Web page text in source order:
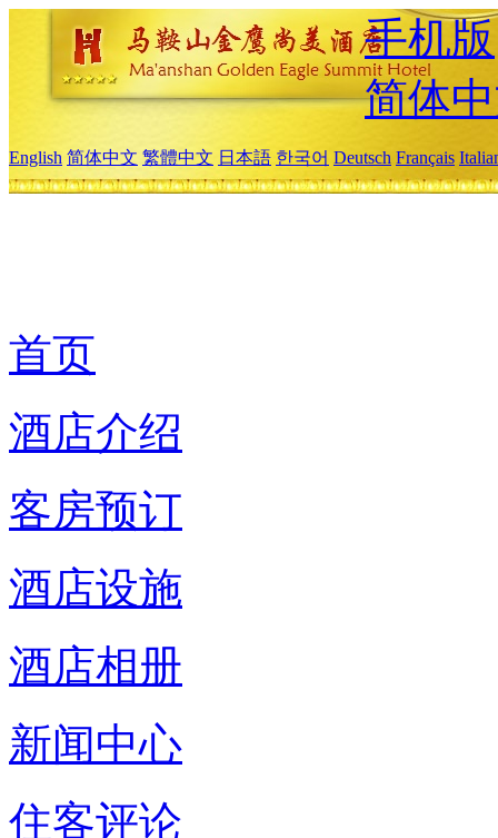
手机版
简体
English 简体中文 繁體中文 日本語 한국어 Deutsch Français
首页
酒店介绍
客房预订
酒店设施
酒店相册
新闻中心
住客评论